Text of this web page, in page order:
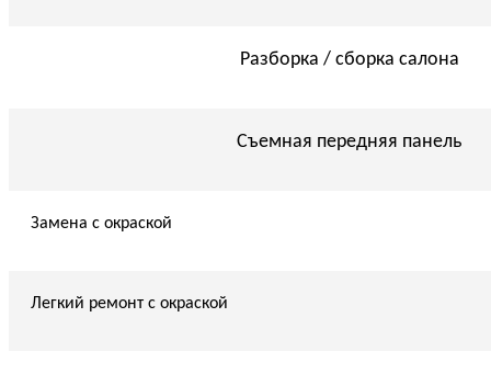
Разборка / сборка салона
Съемная передняя панель
Замена с окраской
Легкий ремонт с окраской